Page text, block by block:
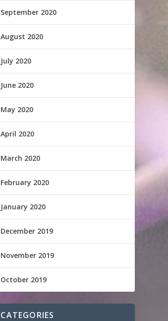
September 2020
August 2020
July 2020
June 2020
May 2020
April 2020
March 2020
February 2020
January 2020
December 2019
November 2019
October 2019
CATEGORIES